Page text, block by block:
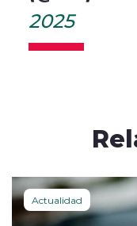
2025
Actualidad